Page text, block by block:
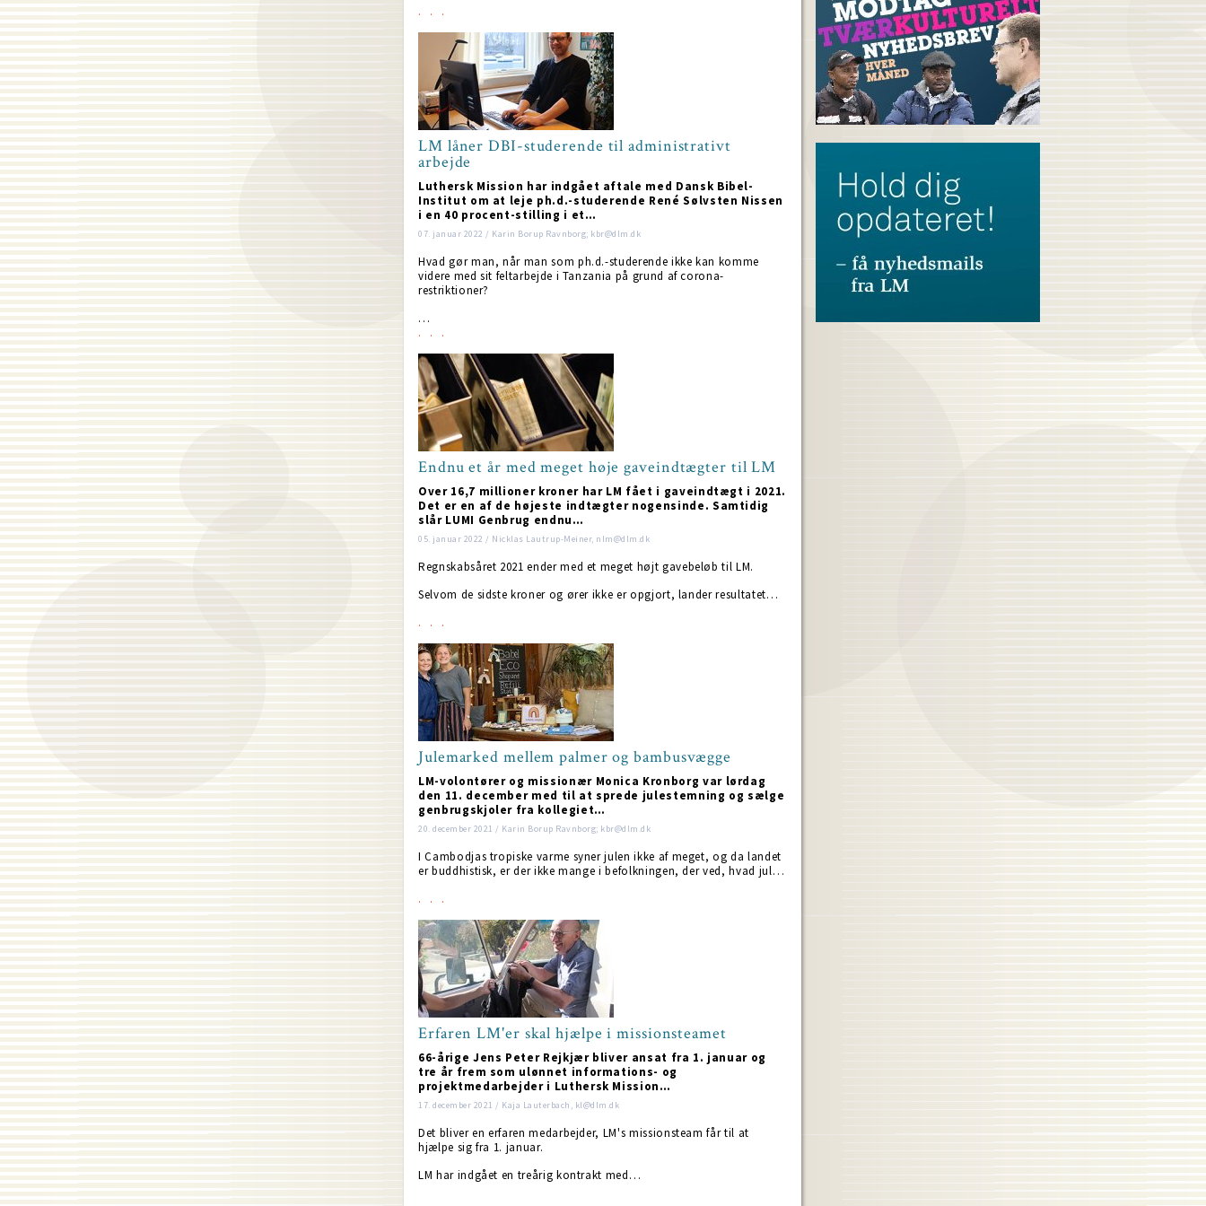
LM låner DBI-studerende til administrativt
arbejde
Luthersk Mission har indgået aftale med Dansk Bibel-
Institut om at leje ph.d.-studerende René Sølvsten Nissen
i en 40 procent-stilling i et…
07. januar 2022 / Karin Borup Ravnborg; kbr@dlm.dk
Hvad gør man, når man som ph.d.-studerende ikke kan komme
videre med sit feltarbejde i Tanzania på grund af corona-
restriktioner?
…
Endnu et år med meget høje gaveindtægter til LM
Over 16,7 millioner kroner har LM fået i gaveindtægt i 2021.
Det er en af de højeste indtægter nogensinde. Samtidig
slår LUMI Genbrug endnu…
05. januar 2022 / Nicklas Lautrup-Meiner, nlm@dlm.dk
Regnskabsåret 2021 ender med et meget højt gavebeløb til LM.
Selvom de sidste kroner og ører ikke er opgjort, lander resultatet…
Julemarked mellem palmer og bambusvægge
LM-volontører og missionær Monica Kronborg var lørdag
den 11. december med til at sprede julestemning og sælge
genbrugskjoler fra kollegiet…
20. december 2021 / Karin Borup Ravnborg; kbr@dlm.dk
I Cambodjas tropiske varme syner julen ikke af meget, og da landet
er buddhistisk, er der ikke mange i befolkningen, der ved, hvad jul…
Erfaren LM'er skal hjælpe i missionsteamet
66-årige Jens Peter Rejkjær bliver ansat fra 1. januar og
tre år frem som ulønnet informations- og
projektmedarbejder i Luthersk Mission…
17. december 2021 / Kaja Lauterbach, kl@dlm.dk
Det bliver en erfaren medarbejder, LM's missionsteam får til at
hjælpe sig fra 1. januar.
LM har indgået en treårig kontrakt med…